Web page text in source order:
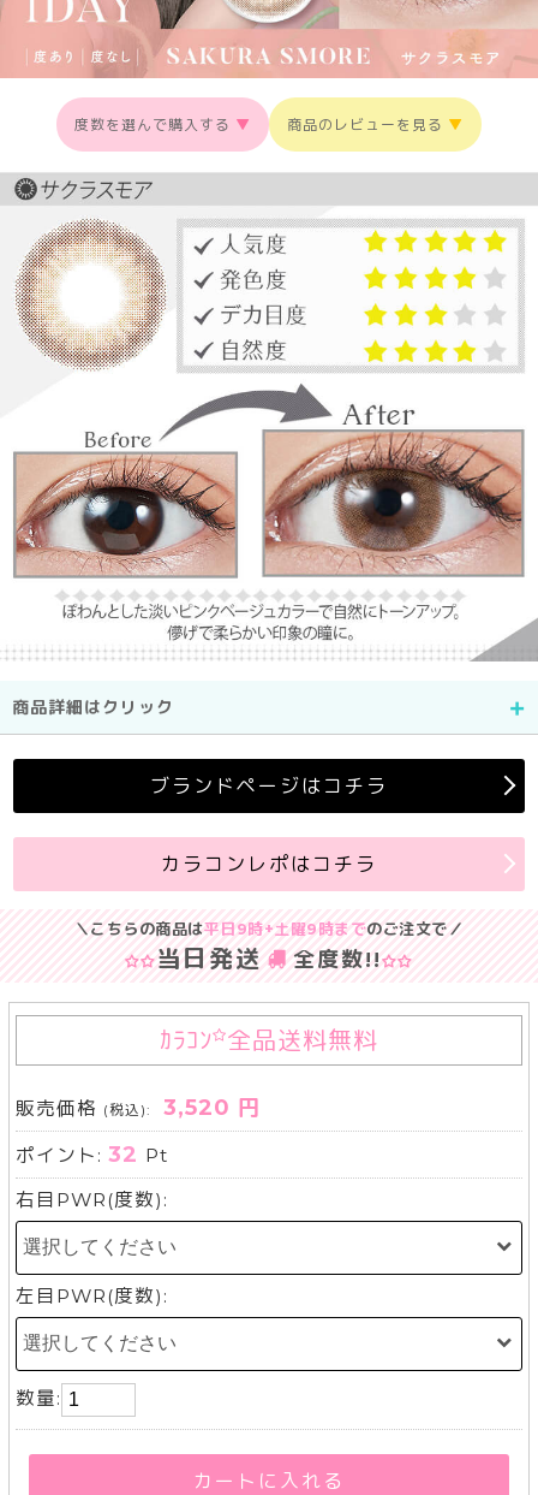
度数を選んで購入する ▼ 商品のレビューを見る ▼
商品詳細はクリック
ブランドページはコチラ
カラコンレポはコチラ
＼こちらの商品は平日9時+土曜9時までのご注文で／
当日発送 全度数!!
ｶﾗｺﾝ 全品送料無料
販売価格 (税込): 3,520 円
ポイント:32 Pt
右目PWR(度数):
左目PWR(度数):
数量:
カートに入れる